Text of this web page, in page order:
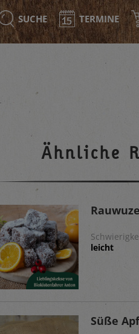
SUCHE TERMINE
Ähnliche
leicht
Süße